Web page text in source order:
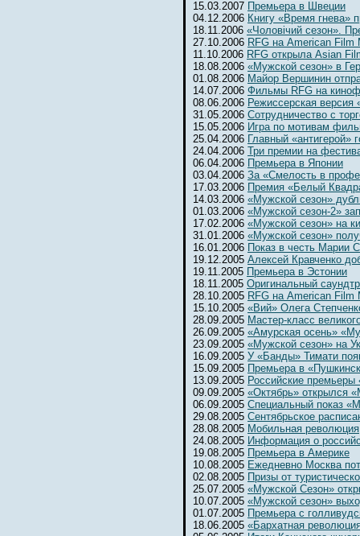
15.03.2007 Премьера в Швеции
04.12.2006 Книгу «Время гнева»
18.11.2006 «Чоловiчий сезон».
27.10.2006 RFG на American Film
11.10.2006 RFG открыла Asian
18.08.2006 «Мужской сезон» в
01.08.2006 Майор Вершинин
14.07.2006 Фильмы RFG на
08.06.2006 Режиссерская версия
31.05.2006 Сотрудничество с
15.05.2006 Игра по мотивам
25.04.2006 Главный «антигерой»
24.04.2006 Три премии на
06.04.2006 Премьера в Японии
03.04.2006 За «Смелость в
17.03.2006 Премия «Белый
14.03.2006 «Мужской сезон»
01.03.2006 «Мужской сезон-2»
17.02.2006 «Мужской сезон» на
31.01.2006 «Мужской сезон»
16.01.2006 Показ в честь Марии
19.12.2005 Алексей Кравченко
19.11.2005 Премьера в Эстонии
18.11.2005 Оригинальный
28.10.2005 RFG на American Film
15.10.2005 «Вий» Олега
28.09.2005 Мастер-класс
26.09.2005 «Амурская осень»
23.09.2005 «Мужской сезон» на
16.09.2005 У «Банды» Тимати
15.09.2005 Премьера в
13.09.2005 Российские премьеры
09.09.2005 «Октябрь» открылся
06.09.2005 Специальный показ
29.08.2005 Сентябрьское
28.08.2005 Мобильная революция
24.08.2005 Информация о
19.08.2005 Премьера в Америке
10.08.2005 Ежедневно Москва
02.08.2005 Призы от
25.07.2005 «Мужской Сезон»
10.07.2005 «Мужской сезон»
01.07.2005 Премьера с
18.06.2005 «Бархатная